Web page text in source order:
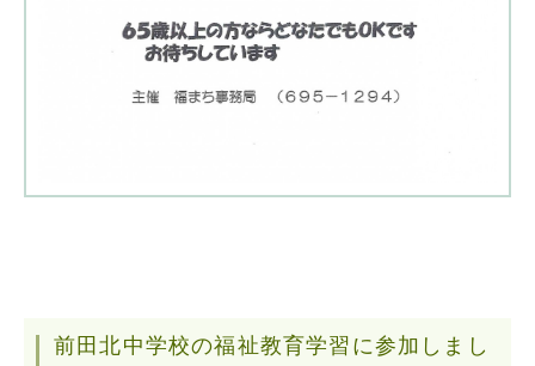
前田北中学校の福祉教育学習に参加しまし